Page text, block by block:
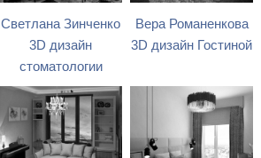
Светлана Зинченко
3D дизайн
стоматологии
Вера Романенкова
3D дизайн Гостиной